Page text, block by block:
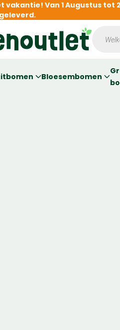
vakantie! Van 1 Augustus
zoeken
Bloesembomen